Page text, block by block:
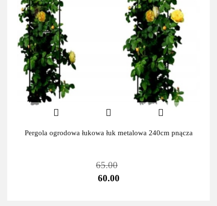
Pergola ogrodowa łukowa łuk metalowa 240cm pnącza
65.00
60.00